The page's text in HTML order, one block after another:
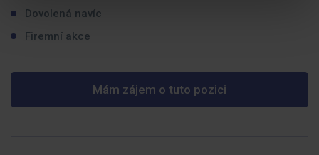
Dovolená navíc
Firemní akce
Mám zájem o tuto pozici